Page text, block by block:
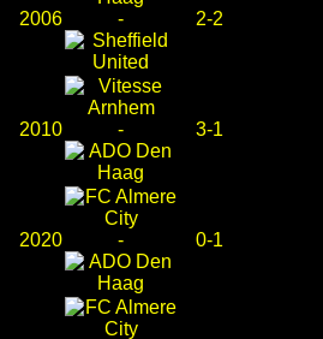
2006 - 2-2
2010 - 3-1
2020 - 0-1